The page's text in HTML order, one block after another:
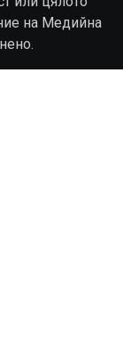
на Медийна